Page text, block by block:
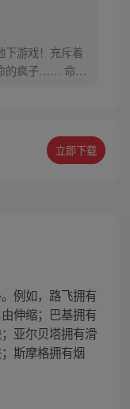
下游戏！充斥着
的疯子…… 命不
立即下载
例如，路飞拥有
伸缩；巴基拥有
亚尔贝塔拥有滑
斯摩格拥有烟